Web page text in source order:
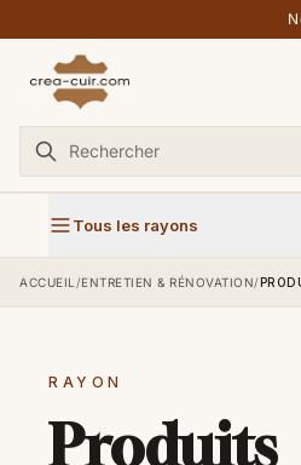
Tous les rayons
ACCUEIL /ENTRETIEN & RÉNOVATION/
RAYON
Produits